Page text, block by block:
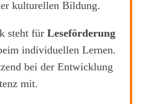
kulturellen Bildung.
steht für Leseförderung
individuellen Lernen.
bei der Entwicklung
mit.